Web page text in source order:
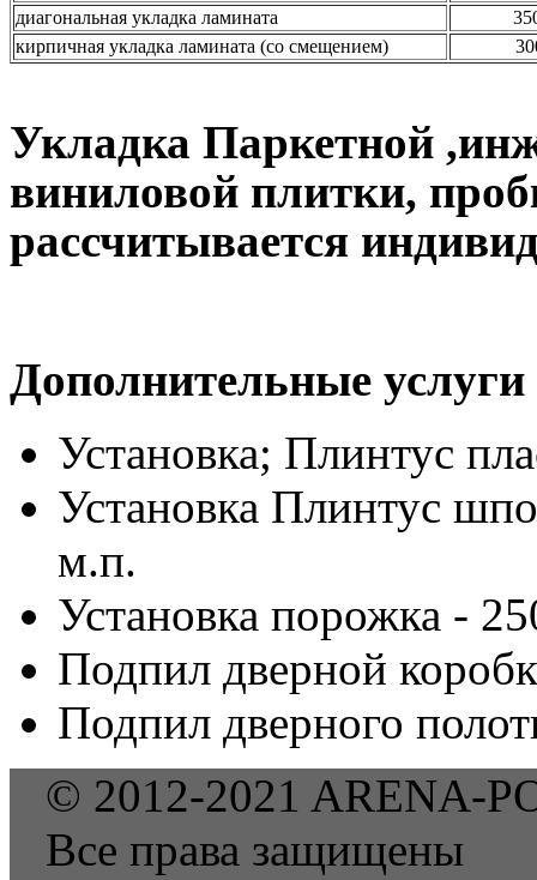
диагональная укладка ламината
кирпичная укладка ламината (со смещением)
Укладка Паркетной
виниловой плитки,
рассчитывается
Дополнительные услуги
Установка; Плинтус
Установка Плинтус
м.п.
Установка порожка -
Подпил дверной
Подпил дверного
© 2012-2021 ARENA-
Все права защищены